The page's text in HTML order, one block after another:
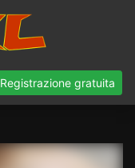
Registrazione gratuita